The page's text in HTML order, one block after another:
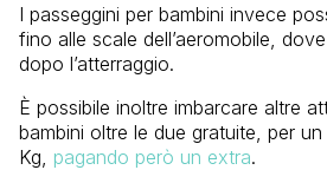
I passeggini per bambini invece
fino alle scale dell’aeromobile,
dopo l’atterraggio.
È possibile inoltre imbarcare altre
bambini oltre le due gratuite, per
Kg, pagando però un extra.